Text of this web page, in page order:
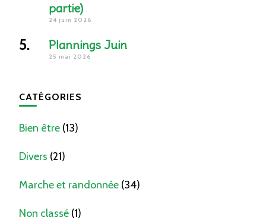
partie)
24 juin 2026
Plannings Juin
25 mai 2026
CATÉGORIES
Bien être (13)
Divers (21)
Marche et randonnée (34)
Non classé (1)